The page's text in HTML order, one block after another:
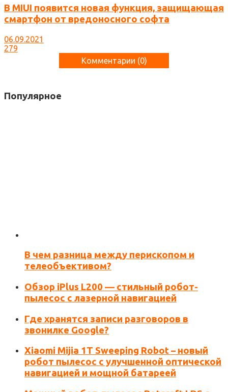
В MIUI появится новая функция, защищающая
смартфон от вредоносного софта
06.09.2021
279
Комментарии (0)
Сохранить моё имя, email и адрес сайта в этом
браузере для последующих моих комментариев.
Популярное
В чем разница между перископом и
телеобъективом?
Обзор iPlus L200 — стильный робот-
пылесос с лазерной навигацией
Где хранятся записи разговоров в
звонилке Google?
Xiaomi Mijia 1T Sweeping Robot – новый
робот пылесос с улучшенной оптической
навигацией и мощной батареей